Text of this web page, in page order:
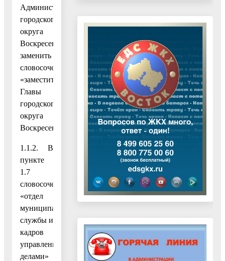
Администрации
городского
округа
Воскресенск»
заменить
словосочетанием
«заместители
Главы
городского
округа
Воскресенск»;
1.1.2. В
пункте
1.7
словосочетание
«отдел
муниципальной
службы и
кадров
управления
делами»